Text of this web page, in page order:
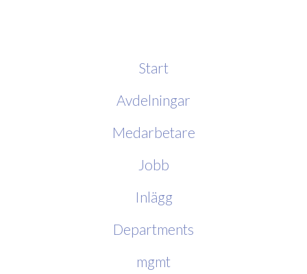
Start
Avdelningar
Medarbetare
Jobb
Inlägg
Departments
mgmt